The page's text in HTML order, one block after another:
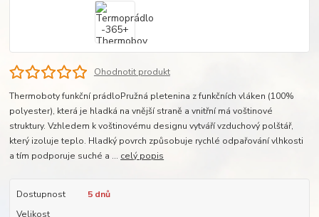
Ohodnotit produkt
Thermoboty funkční prádloPružná pletenina z funkčních vláken (100%
polyester), která je hladká na vnější straně a vnitřní má voštinové
struktury. Vzhledem k voštinovému designu vytváří vzduchový polštář,
který izoluje teplo. Hladký povrch způsobuje rychlé odpařování vlhkosti
a tím podporuje suché a ... celý popis
Dostupnost
5 dnů
Velikost